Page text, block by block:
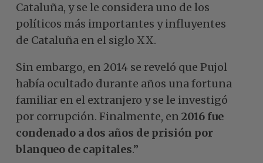
Cataluña, y se le considera uno de los
políticos más importantes y influyentes
de Cataluña en el siglo XX.
Sin embargo, en 2014 se reveló que Pujol
había ocultado durante años una fortuna
familiar en el extranjero y se le investigó
por corrupción. Finalmente, en 2016 fue
condenado a dos años de prisión por
blanqueo de capitales.”